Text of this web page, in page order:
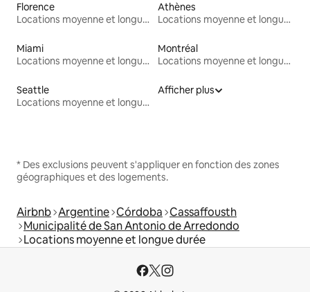
Florence
Locations moyenne et longue durée
Athènes
Locations moyenne et longue durée
Miami
Locations moyenne et longue durée
Montréal
Locations moyenne et longue durée
Seattle
Locations moyenne et longue durée
Afficher plus
* Des exclusions peuvent s'appliquer en fonction des zones
géographiques et des logements.
Airbnb Argentine Córdoba Cassaffousth
Municipalité de San Antonio de Arredondo
Locations moyenne et longue durée